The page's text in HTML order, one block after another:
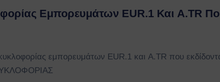
Εμπορευμάτων EUR.1 Και A.TR
εμπορευμάτων EUR.1 και A.TR που